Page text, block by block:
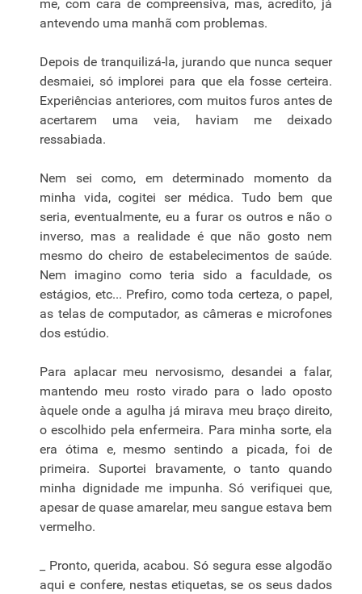
me, com cara de compreensiva, mas, acredito, já
antevendo uma manhã com problemas.
Depois de tranquilizá-la, jurando que nunca sequer
desmaiei, só implorei para que ela fosse certeira.
Experiências anteriores, com muitos furos antes de
acertarem uma veia, haviam me deixado
ressabiada.
Nem sei como, em determinado momento da
minha vida, cogitei ser médica. Tudo bem que
seria, eventualmente, eu a furar os outros e não o
inverso, mas a realidade é que não gosto nem
mesmo do cheiro de estabelecimentos de saúde.
Nem imagino como teria sido a faculdade, os
estágios, etc... Prefiro, como toda certeza, o papel,
as telas de computador, as câmeras e microfones
dos estúdio.
Para aplacar meu nervosismo, desandei a falar,
mantendo meu rosto virado para o lado oposto
àquele onde a agulha já mirava meu braço direito,
o escolhido pela enfermeira. Para minha sorte, ela
era ótima e, mesmo sentindo a picada, foi de
primeira. Suportei bravamente, o tanto quando
minha dignidade me impunha. Só verifiquei que,
apesar de quase amarelar, meu sangue estava bem
vermelho.
_ Pronto, querida, acabou. Só segura esse algodão
aqui e confere, nestas etiquetas, se os seus dados